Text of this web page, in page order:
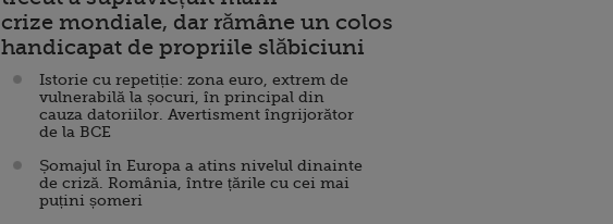
crize mondiale, dar rămâne un colos
handicapat de propriile slăbiciuni
Istorie cu repetiție: zona euro, extrem de
vulnerabilă la șocuri, în principal din
cauza datoriilor. Avertisment îngrijorător
de la BCE
Șomajul în Europa a atins nivelul dinainte
de criză. România, între țările cu cei mai
puțini șomeri